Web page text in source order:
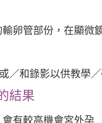
卵管部份，在顯微
／和錄影以供教學
結果